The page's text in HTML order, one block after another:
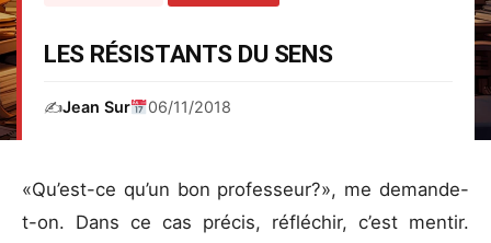
LES RÉSISTANTS DU SENS
✍️Jean Sur 06/11/2018
«Qu’est-ce qu’un bon professeur?», me demande-
t-on. Dans ce cas précis, réfléchir, c’est mentir.